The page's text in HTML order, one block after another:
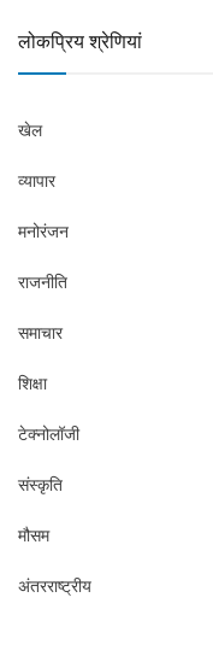
लोकप्रिय श्रेणियां
खेल
व्यापार
मनोरंजन
राजनीति
समाचार
शिक्षा
टेक्नोलॉजी
संस्कृति
मौसम
अंतरराष्ट्रीय